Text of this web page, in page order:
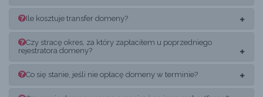
Ile kosztuje transfer domeny?
Czy stracę okres, za który zapłaciłem u poprzedniego
rejestratora domeny?
Co się stanie, jeśli nie opłacę domeny w terminie?